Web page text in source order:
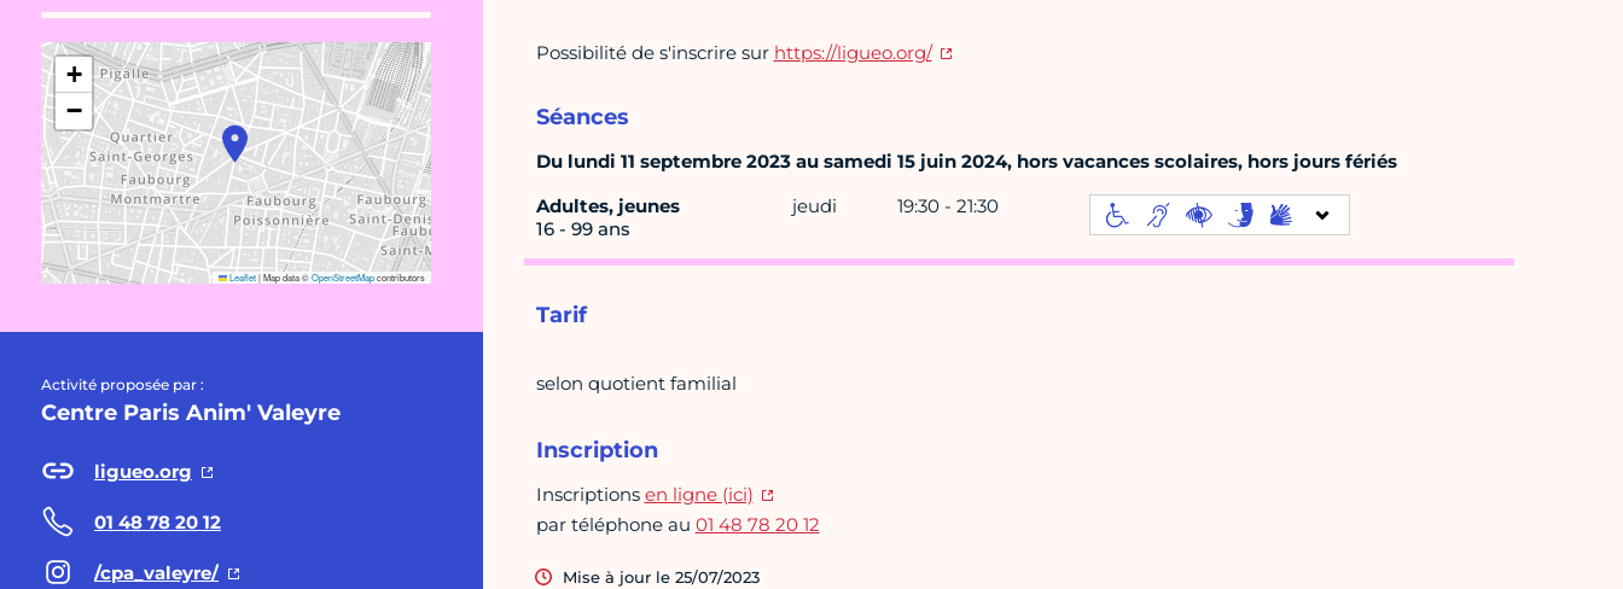
+
−
Leaflet|Map data ©OpenStreetMapcontributors
Activité proposée par :
Centre Paris Anim' Valeyre
ligueo.org
01 48 78 20 12
/cpa_valeyre/
Possibilité de s'inscrire sur https://ligueo.org/
Séances
Du lundi 11 septembre 2023 au samedi 15 juin 2024, hors vacances scolaires, hors jours fériés
Adultes, jeunes
16 - 99 ans
jeudi 19:30 - 21:30
Tarif
selon quotient familial
Inscription
Inscriptions en ligne (ici)
par téléphone au 01 48 78 20 12
Mise à jour le 25/07/2023